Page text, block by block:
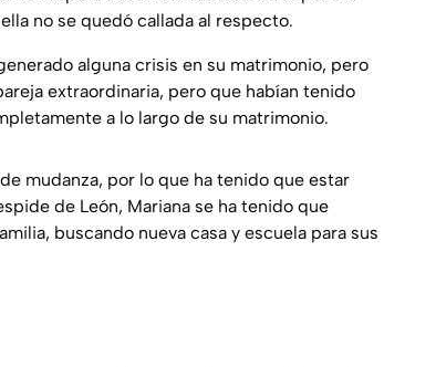
no se quedó callada al respecto.
alguna crisis en su matrimonio, pero
extraordinaria, pero que habían tenido
a lo largo de su matrimonio.
mudanza, por lo que ha tenido que estar
de León, Mariana se ha tenido que
buscando nueva casa y escuela para sus